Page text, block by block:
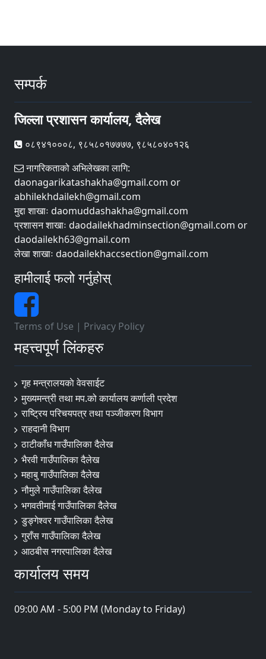
सम्पर्क
जिल्ला प्रशासन कार्यालय, दैलेख
०८९४१०००८, ९८५८०१७७७७, ९८५८०४०१२६
नागरिकताको अभिलेखका लागि:
daonagarikatashakha@gmail.com or
abhilekhdailekh@gmail.com
मुद्दा शाखाः daomuddashakha@gmail.com
प्रशासन शाखाः daodailekhadminsection@gmail.com or
daodailekh63@gmail.com
लेखा शाखाः daodailekhaccsection@gmail.com
हामीलाई फलो गर्नुहोस्
Terms of Use | Privacy Policy
महत्त्वपूर्ण लिंकहरु
गृह मन्त्रालयकाे वेवसाईट
मुख्यमन्त्री तथा मप.को कार्यालय कर्णाली प्रदेश
राष्ट्रिय परिचयपत्र तथा पञ्जीकरण विभाग
राहदानी विभाग
ठाटीकाँध गाउँपालिका दैलेख
भैरवी गाउँपालिका दैलेख
महाबु गाउँपालिका दैलेख
नौमुले गाउँपालिका दैलेख
भगवतीमाई गाउँपालिका दैलेख
डुङ्गेश्वर गाउँपालिका दैलेख
गुराँस गाउँपालिका दैलेख
आठबीस नगरपालिका दैलेख
कार्यालय समय
09:00 AM - 5:00 PM (Monday to Friday)